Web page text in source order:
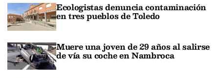
Ecologistas denuncia contaminación
en tres pueblos de Toledo
Muere una joven de 29 años al salirse
de vía su coche en Nambroca